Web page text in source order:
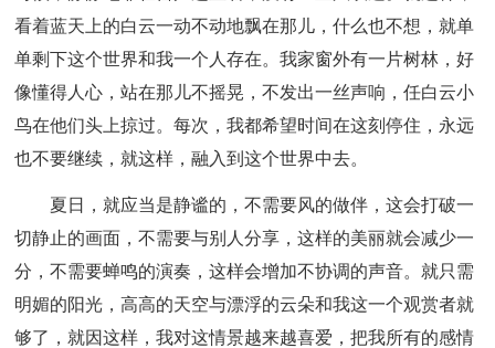
看着蓝天上的白云一动不动地飘在那儿，什么也不想，就单
单剩下这个世界和我一个人存在。我家窗外有一片树林，好
像懂得人心，站在那儿不摇晃，不发出一丝声响，任白云小
鸟在他们头上掠过。每次，我都希望时间在这刻停住，永远
也不要继续，就这样，融入到这个世界中去。
夏日，就应当是静谧的，不需要风的做伴，这会打破一
切静止的画面，不需要与别人分享，这样的美丽就会减少一
分，不需要蝉鸣的演奏，这样会增加不协调的声音。就只需
明媚的阳光，高高的天空与漂浮的云朵和我这一个观赏者就
够了，就因这样，我对这情景越来越喜爱，把我所有的感情